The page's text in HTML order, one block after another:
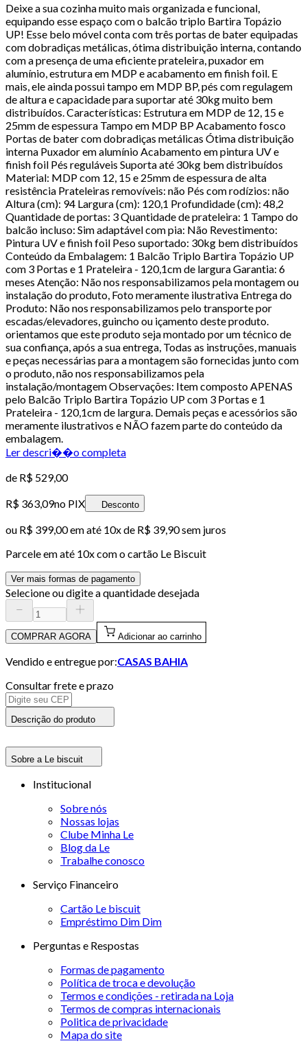
Deixe a sua cozinha muito mais organizada e funcional,
equipando esse espaço com o balcão triplo Bartira Topázio
UP! Esse belo móvel conta com três portas de bater equipadas
com dobradiças metálicas, ótima distribuição interna, contando
com a presença de uma eficiente prateleira, puxador em
alumínio, estrutura em MDP e acabamento em finish foil. E
mais, ele ainda possui tampo em MDP BP, pés com regulagem
de altura e capacidade para suportar até 30kg muito bem
distribuídos. Características: Estrutura em MDP de 12, 15 e
25mm de espessura Tampo em MDP BP Acabamento fosco
Portas de bater com dobradiças metálicas Ótima distribuição
interna Puxador em alumínio Acabamento em pintura UV e
finish foil Pés reguláveis Suporta até 30kg bem distribuídos
Material: MDP com 12, 15 e 25mm de espessura de alta
resistência Prateleiras removíveis: não Pés com rodízios: não
Altura (cm): 94 Largura (cm): 120,1 Profundidade (cm): 48,2
Quantidade de portas: 3 Quantidade de prateleira: 1 Tampo do
balcão incluso: Sim adaptável com pia: Não Revestimento:
Pintura UV e finish foil Peso suportado: 30kg bem distribuídos
Conteúdo da Embalagem: 1 Balcão Triplo Bartira Topázio UP
com 3 Portas e 1 Prateleira - 120,1cm de largura Garantia: 6
meses Atenção: Não nos responsabilizamos pela montagem ou
instalação do produto, Foto meramente ilustrativa Entrega do
Produto: Não nos responsabilizamos pelo transporte por
escadas/elevadores, guincho ou içamento deste produto.
orientamos que este produto seja montado por um técnico de
sua confiança, após a sua entrega, Todas as instruções, manuais
e peças necessárias para a montagem são fornecidas junto com
o produto, não nos responsabilizamos pela
instalação/montagem Observações: Item composto APENAS
pelo Balcão Triplo Bartira Topázio UP com 3 Portas e 1
Prateleira - 120,1cm de largura. Demais peças e acessórios são
meramente ilustrativos e NÃO fazem parte do conteúdo da
embalagem.
Ler descri��o completa
de R$ 529,00
R$ 363,09no PIX Desconto
ou R$ 399,00em até 10x de R$ 39,90 sem juros
Parcele em até 10x com o cartão Le Biscuit
Ver mais formas de pagamento
Selecione ou digite a quantidade desejada
COMPRAR AGORA Adicionar ao carrinho
Vendido e entregue por:CASAS BAHIA
Consultar frete e prazo
Descrição do produto
Sobre a Le biscuit
Institucional
Sobre nós
Nossas lojas
Clube Minha Le
Blog da Le
Trabalhe conosco
Serviço Financeiro
Cartão Le biscuit
Empréstimo Dim Dim
Perguntas e Respostas
Formas de pagamento
Política de troca e devolução
Termos e condições - retirada na Loja
Termos de compras internacionais
Politica de privacidade
Mapa do site